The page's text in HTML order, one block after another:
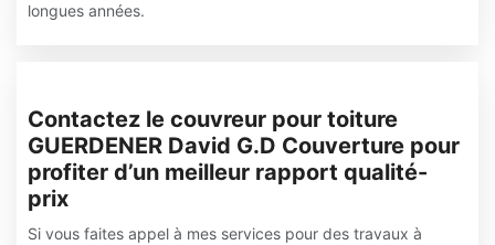
longues années.
Contactez le couvreur pour toiture
GUERDENER David G.D Couverture pour
profiter d’un meilleur rapport qualité-
prix
Si vous faites appel à mes services pour des travaux à